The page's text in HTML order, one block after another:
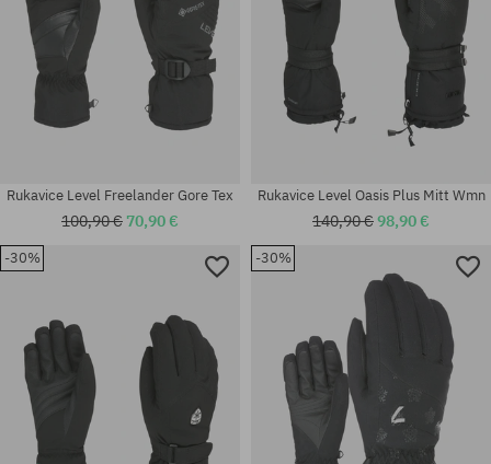
Dostupné veľkosti:
Rukavice Level Freelander Gore Tex
100,90 € 70,90 €
Rukavice Level Oasis Plus Mitt Wmn
140,90 €98,90 €
-30% -30%